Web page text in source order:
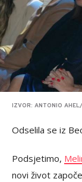
IZVOR: ANTONIO AHEL/
Odselila se iz
Podsjetimo,
novi život